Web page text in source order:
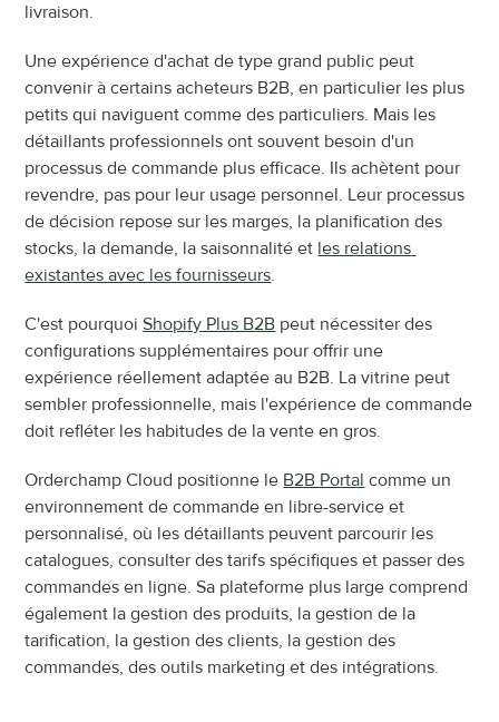
livraison.
Une expérience d'achat de type grand public peut
convenir à certains acheteurs B2B, en particulier les plus
petits qui naviguent comme des particuliers. Mais les
détaillants professionnels ont souvent besoin d'un
processus de commande plus efficace. Ils achètent pour
revendre, pas pour leur usage personnel. Leur processus
de décision repose sur les marges, la planification des
stocks, la demande, la saisonnalité et les relations
existantes avec les fournisseurs.
C'est pourquoi Shopify Plus B2B peut nécessiter des
configurations supplémentaires pour offrir une
expérience réellement adaptée au B2B. La vitrine peut
sembler professionnelle, mais l'expérience de commande
doit refléter les habitudes de la vente en gros.
Orderchamp Cloud positionne le B2B Portal comme un
environnement de commande en libre-service et
personnalisé, où les détaillants peuvent parcourir les
catalogues, consulter des tarifs spécifiques et passer des
commandes en ligne. Sa plateforme plus large comprend
également la gestion des produits, la gestion de la
tarification, la gestion des clients, la gestion des
commandes, des outils marketing et des intégrations.